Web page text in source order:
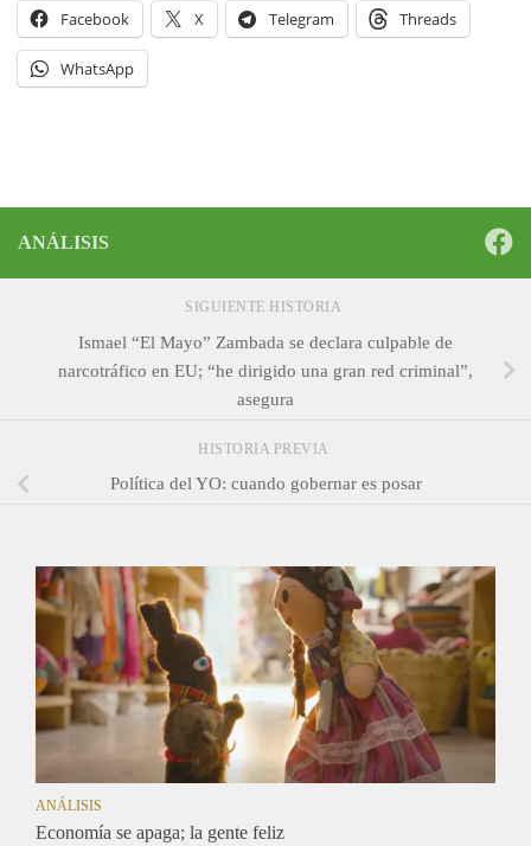
Facebook X Telegram Threads
WhatsApp
ANÁLISIS
SIGUIENTE HISTORIA
Ismael “El Mayo” Zambada se declara culpable de
narcotráfico en EU; “he dirigido una gran red criminal”,
asegura
HISTORIA PREVIA
Política del YO: cuando gobernar es posar
ANÁLISIS
Economía se apaga; la gente feliz